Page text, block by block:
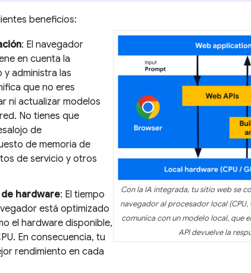
Con la IA integrada, tu sitio web se
navegador al procesador local (CPU,
comunica con un modelo local, que
API devuelve la
beneficios:
: El navegador
en cuenta la
administra las
que no eres
ni actualizar modelos
No tienes que
de
de memoria de
de servicio y otros
hardware: El tiempo
está optimizado
el hardware disponible,
En consecuencia, tu
rendimiento en cada